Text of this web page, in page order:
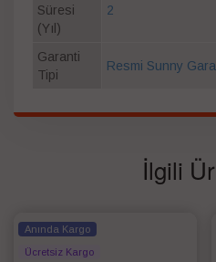
Süresi
(Yıl)
2
Garanti
Tipi
Resmi Sunny
İlgili
Anında Kargo
Ücretsiz Kargo